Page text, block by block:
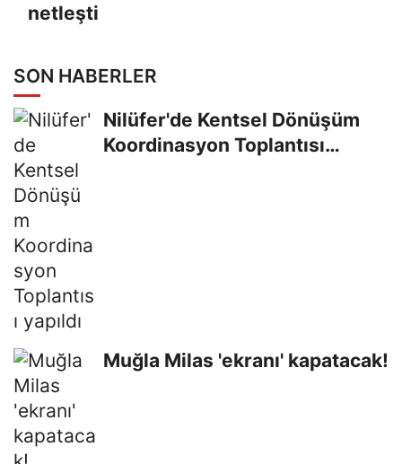
netleşti
SON HABERLER
Nilüfer'de Kentsel Dönüşüm
Koordinasyon Toplantısı
Muğla Milas 'ekranı' kapatacak!